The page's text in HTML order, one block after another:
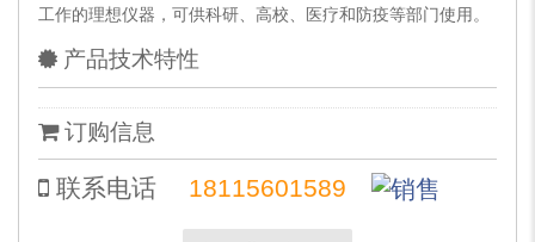
工作的理想仪器，可供科研、高校、医疗和防疫等部门使用。
产品技术特性
订购信息
联系电话 18115601589